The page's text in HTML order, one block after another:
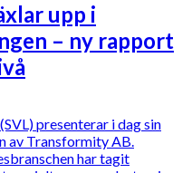
upp i
– ny rapport
presenterar i dag sin
av Transformity AB.
har tagit